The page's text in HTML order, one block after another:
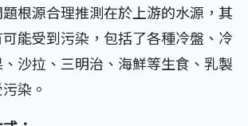
根源合理推測在於上游的水源，其
能受到污染，包括了各種冷盤、冷
沙拉、三明治、海鮮等生食、乳製
染。